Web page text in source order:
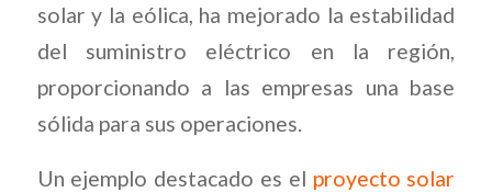
solar y la eólica, ha mejorado la estabilidad
del suministro eléctrico en la región,
proporcionando a las empresas una base
sólida para sus operaciones.
Un ejemplo destacado es el proyecto solar